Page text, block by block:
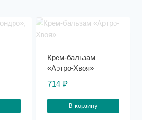
Крем-бальзам
«Артро-Хвоя»
714 ₽
В корзину